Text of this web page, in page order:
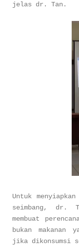
jelas dr. Tan.
Untuk
seimbang, dr.
membuat
bukan makanan
jika dikonsumsi